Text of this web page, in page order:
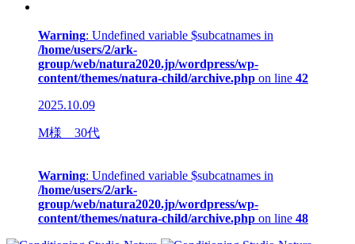
Warning: Undefined variable $subcatnames in
/home/users/2/ark-
group/web/natura2020.jp/wordpress/wp-
content/themes/natura-child/archive.php on line 42
2025.10.09
M様 30代
Warning: Undefined variable $subcatnames in
/home/users/2/ark-
group/web/natura2020.jp/wordpress/wp-
content/themes/natura-child/archive.php on line 48